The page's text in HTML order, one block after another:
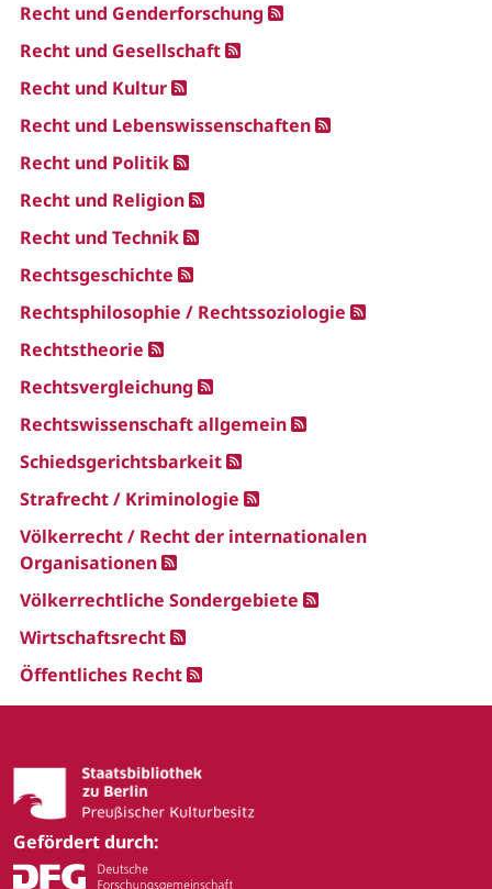
Recht und Genderforschung
Recht und Gesellschaft
Recht und Kultur
Recht und Lebenswissenschaften
Recht und Politik
Recht und Religion
Recht und Technik
Rechtsgeschichte
Rechtsphilosophie / Rechtssoziologie
Rechtstheorie
Rechtsvergleichung
Rechtswissenschaft allgemein
Schiedsgerichtsbarkeit
Strafrecht / Kriminologie
Völkerrecht / Recht der internationalen
Organisationen
Völkerrechtliche Sondergebiete
Wirtschaftsrecht
Öffentliches Recht
Gefördert durch: